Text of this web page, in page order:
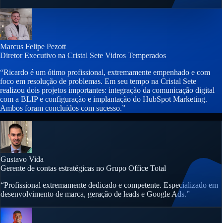
Marcus Felipe Pezott
Diretor Executivo na Cristal Sete Vidros Temperados
“Ricardo é um ótimo profissional, extremamente empenhado e com
foco em resolução de problemas. Em seu tempo na Cristal Sete
realizou dois projetos importantes: integração da comunicação digital
com a BLIP e configuração e implantação do HubSpot Marketing.
Ambos foram concluídos com sucesso.”
Gustavo Vida
Gerente de contas estratégicas no Grupo Office Total
“Profissional extremamente dedicado e competente. Especializado em
desenvolvimento de marca, geração de leads e Google Ads.”